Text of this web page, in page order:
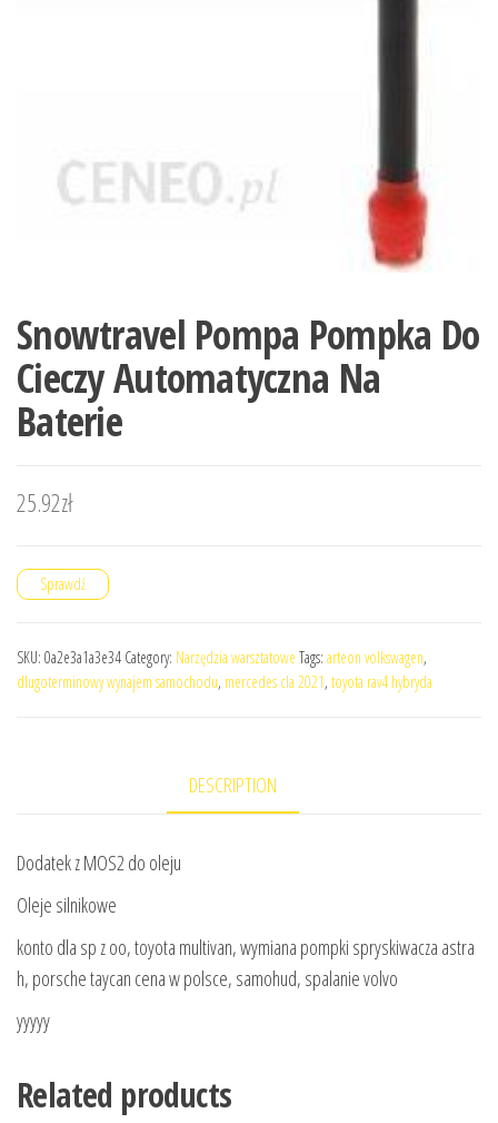
Snowtravel Pompa Pompka Do
Cieczy Automatyczna Na
Baterie
25.92zł
Sprawdź
SKU: 0a2e3a1a3e34 Category: Narzędzia warsztatowe Tags: arteon volkswagen,
dlugoterminowy wynajem samochodu, mercedes cla 2021, toyota rav4 hybryda
DESCRIPTION
Dodatek z MOS2 do oleju
Oleje silnikowe
konto dla sp z oo, toyota multivan, wymiana pompki spryskiwacza astra
h, porsche taycan cena w polsce, samohud, spalanie volvo
yyyyy
Related products